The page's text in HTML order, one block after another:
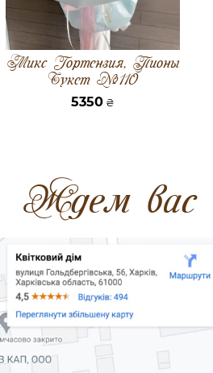
Микс Гортензия, Пионы
Букет №110
5350 ₴
Ждем вас